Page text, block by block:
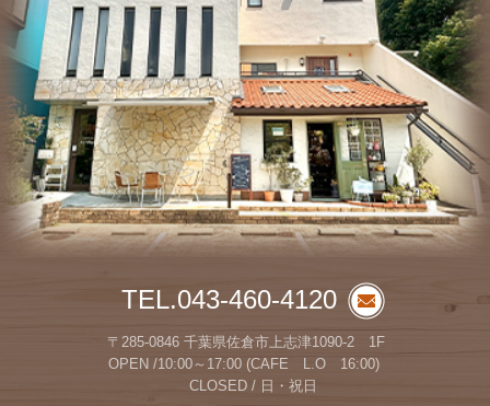
TEL.043-460-4120
〒285-0846 千葉県佐倉市上志津1090-2 1F
OPEN /10:00～17:00 (CAFE L.O 16:00)
CLOSED / 日・祝日